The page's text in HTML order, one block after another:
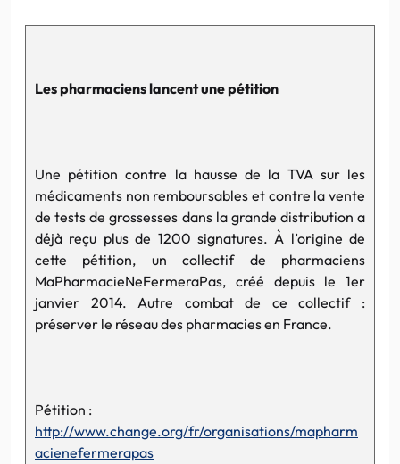
Les pharmaciens lancent une pétition
Une pétition contre la hausse de la TVA sur les
médicaments non remboursables et contre la vente
de tests de grossesses dans la grande distribution a
déjà reçu plus de 1200 signatures. À l’origine de
cette pétition, un collectif de pharmaciens
MaPharmacieNeFermeraPas, créé depuis le 1er
janvier 2014. Autre combat de ce collectif :
préserver le réseau des pharmacies en France.
Pétition :
http://www.change.org/fr/organisations/mapharm
acienefermerapas